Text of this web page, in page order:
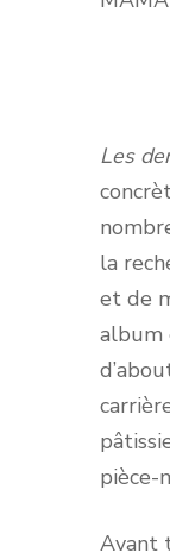
Les
la
et de
album
pièce-
Avant